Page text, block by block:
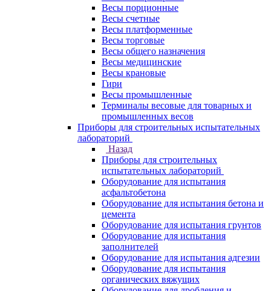
Весы порционные
Весы счетные
Весы платформенные
Весы торговые
Весы общего назначения
Весы медицинские
Весы крановые
Гири
Весы промышленные
Терминалы весовые для товарных и
промышленных весов
Приборы для строительных испытательных
лабораторий
Назад
Приборы для строительных
испытательных лабораторий
Оборудование для испытания
асфальтобетона
Оборудование для испытания бетона и
цемента
Оборудование для испытания грунтов
Оборудование для испытания
заполнителей
Оборудование для испытания адгезии
Оборудование для испытания
органических вяжущих